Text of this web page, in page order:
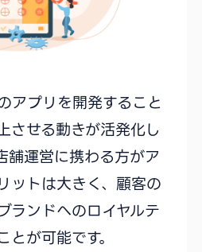
アプリを開発すること
させる動きが活発化し
舗運営に携わる方がア
ットは大きく、顧客の
ランドへのロイヤルテ
が可能です。